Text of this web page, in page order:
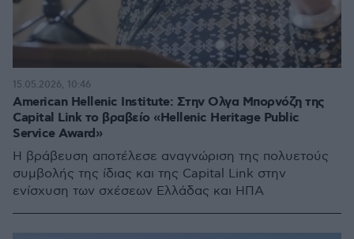
American Hellenic Institute: Στην Ολγα Μπορνόζη της
Capital Link το βραβείο «Hellenic Heritage Public
Service Award»
Η βράβευση αποτέλεσε αναγνώριση της πολυετούς
συμβολής της ίδιας και της Capital Link στην
ενίσχυση των σχέσεων Ελλάδας και ΗΠΑ
15.05.2026, 10:46